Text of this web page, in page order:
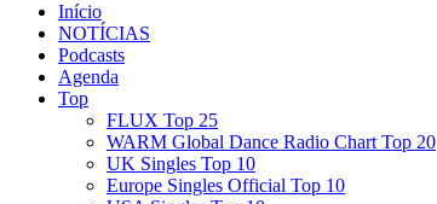
Início
NOTÍCIAS
Podcasts
Agenda
Top
FLUX Top 25
WARM Global Dance Radio Chart Top 20
UK Singles Top 10
Europe Singles Official Top 10